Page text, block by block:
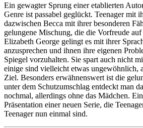
Ein gewagter Sprung einer etablierten
Genre ist passabel geglückt. Teenager mit
dazwischen Becca mit ihrer besonderen
gelungene Mischung, die die Vorfreude
Elizabeth George gelingt es mit ihrer
anzusprechen und ihnen ihre eigenen
Spiegel vorzuhalten. Sie spart auch nicht
einige sind vielleicht etwas ungewöhnlich,
Ziel. Besonders erwähnenswert ist die
unter dem Schutzumschlag entdeckt man
nochmal, allerdings ohne das Mädchen.
Präsentation einer neuen Serie, die
Teenager nun einmal sind.